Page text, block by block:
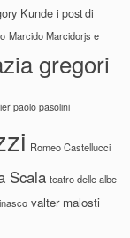
Kunde i post di
Marcido Marcidorjs e
gregori
paolo pasolini
Romeo Castellucci
Scala teatro delle albe
valter malosti